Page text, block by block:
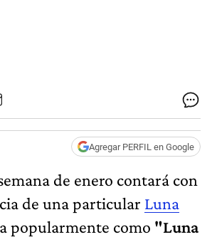
Agregar PERFIL en Google
de enero contará con
de una particular Luna
popularmente como "Luna